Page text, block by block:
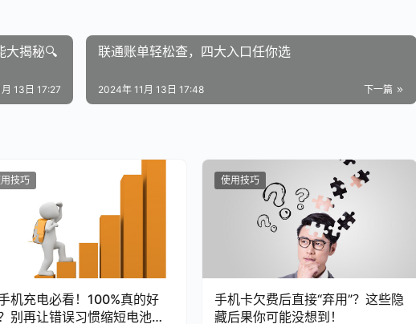
大揭秘🔍
13日 17:27
联通账单轻松查，四大入口任你选
下一篇
2024年 11月 13日 17:48
技巧
机充电必看！100%真的好
别再让错误习惯缩短电池寿
使用技巧
手机卡欠费后直接“弃用”？这些隐
藏后果你可能没想到！